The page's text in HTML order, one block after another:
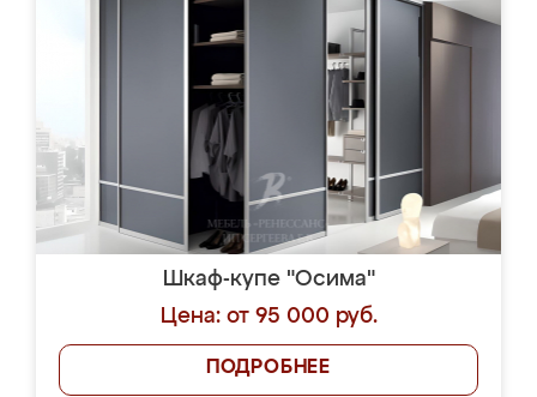
Шкаф-купе "Осима"
Цена: от 95 000 руб.
ПОДРОБНЕЕ